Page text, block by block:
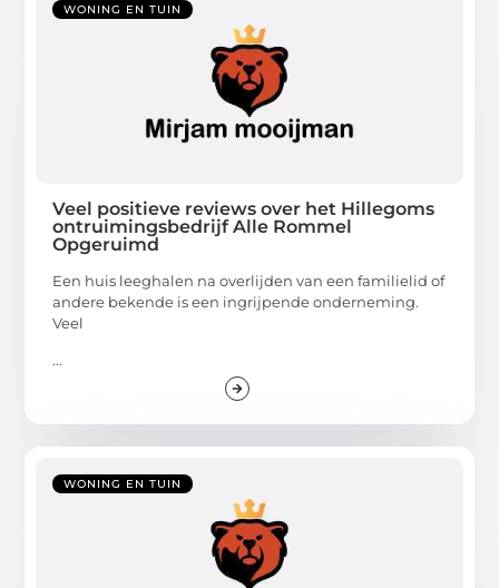
WONING EN TUIN
Veel positieve reviews over het Hillegoms
ontruimingsbedrijf Alle Rommel
Opgeruimd
Een huis leeghalen na overlijden van een familielid of
andere bekende is een ingrijpende onderneming.
Veel
...
WONING EN TUIN